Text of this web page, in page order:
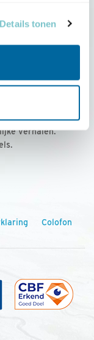
Details tonen
per jaar
met
verhalen.
Colofon